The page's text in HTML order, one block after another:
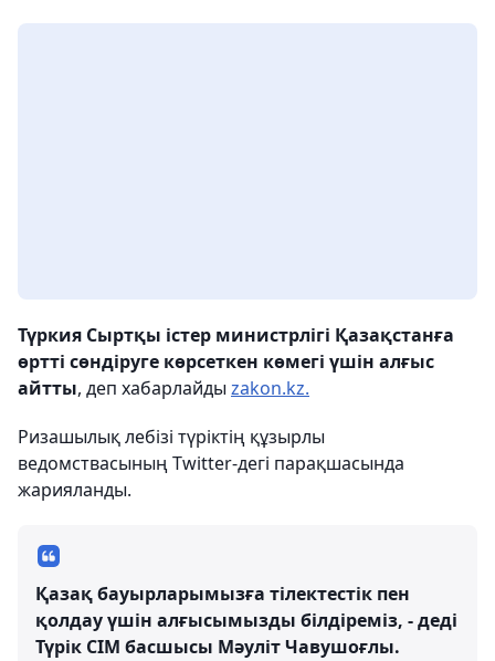
Түркия Сыртқы істер министрлігі Қазақстанға
өртті сөндіруге көрсеткен көмегі үшін алғыс
айтты, деп хабарлайды zakon.kz.
Ризашылық лебізі түріктің құзырлы
ведомствасының Twitter-дегі парақшасында
жарияланды.
Қазақ бауырларымызға тілектестік пен
қолдау үшін алғысымызды білдіреміз, - деді
Түрік СІМ басшысы Мәуліт Чавушоғлы.